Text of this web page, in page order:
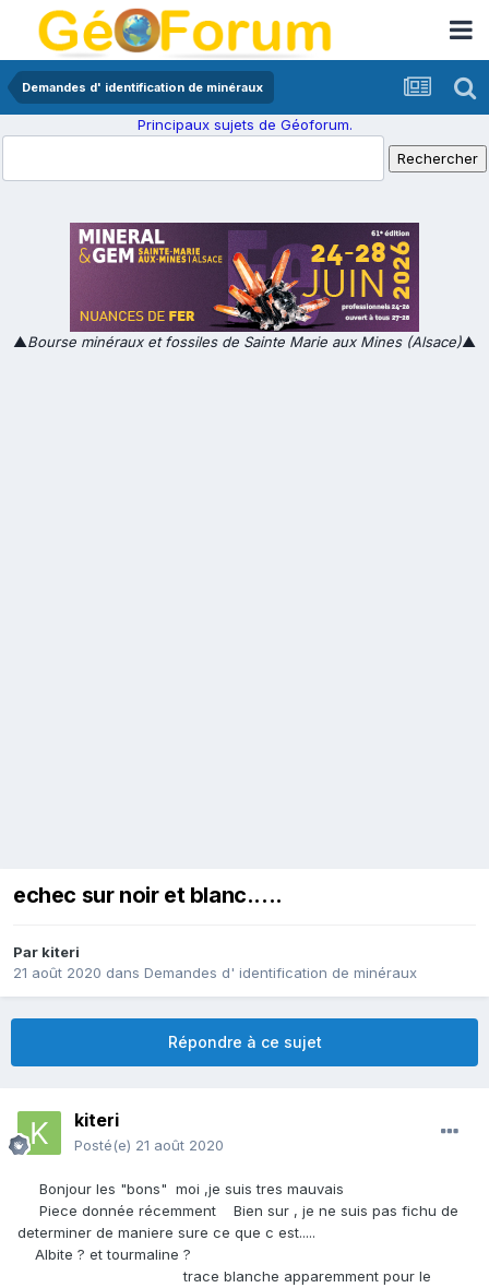
Demandes d' identification de minéraux
Principaux sujets de Géoforum.
▲Bourse minéraux et fossiles de Sainte Marie aux Mines (Alsace)▲
echec sur noir et blanc.....
Par kiteri
21 août 2020 dans Demandes d' identification de minéraux
Répondre à ce sujet
kiteri
Posté(e) 21 août 2020
Bonjour les "bons" moi ,je suis tres mauvais
Piece donnée récemment Bien sur , je ne suis pas fichu de
determiner de maniere sure ce que c est.....
Albite ? et tourmaline ?
trace blanche apparemment pour le